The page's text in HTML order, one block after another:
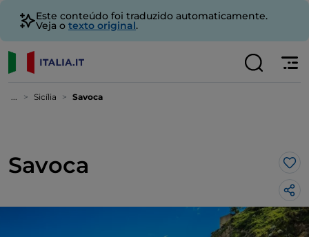
Este conteúdo foi traduzido automaticamente.
Veja o texto original.
... Sicília Savoca
Savoca